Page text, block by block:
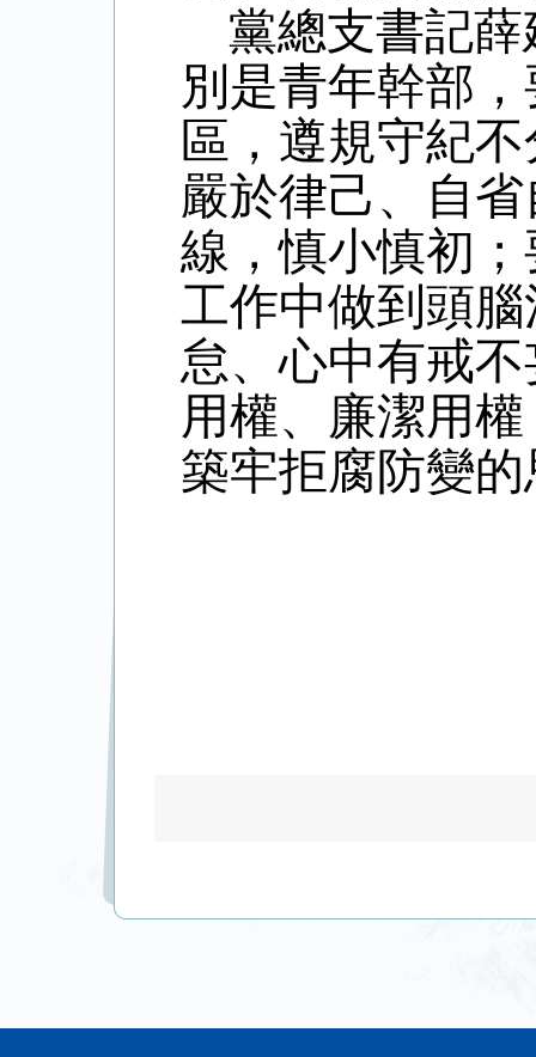
黨總支書記
別是青年幹部
區，遵規守紀
嚴於律己、自
線，慎小慎初
工作中做到頭
怠、心中有戒
用權、廉潔用
築牢拒腐防變